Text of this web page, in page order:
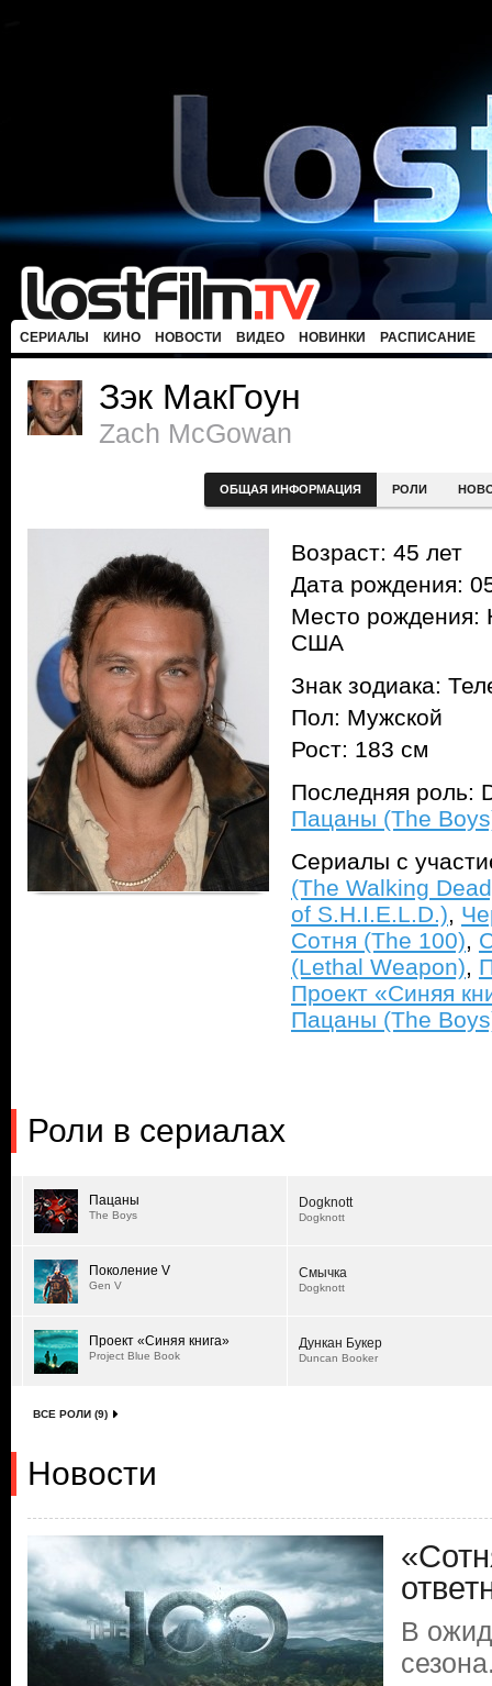
СЕРИАЛЫ КИНО НОВОСТИ ВИДЕО НОВИНКИ РАСПИСАНИЕ
Зэк МакГоун
Zach McGowan
ОБЩАЯ ИНФОРМАЦИЯ РОЛИ
Возраст: 45 лет
Дата рождения:
Место
США
Знак зодиака:
Пол: Мужской
Рост: 183 см
Последняя роль:
Пацаны (The
Сериалы с
(The Walking
of S.H.I.E.L.D.),
Сотня (The 100),
(Lethal Weapon),
Проект «Синяя
Пацаны (The
Роли в сериалах
Пацаны
The Boys
Dogknott
Dogknott
Поколение V
Gen V
Смычка
Dogknott
Проект «Синяя книга»
Project Blue Book
Дункан Букер
Duncan Booker
ВСЕ РОЛИ (9)
Новости
В